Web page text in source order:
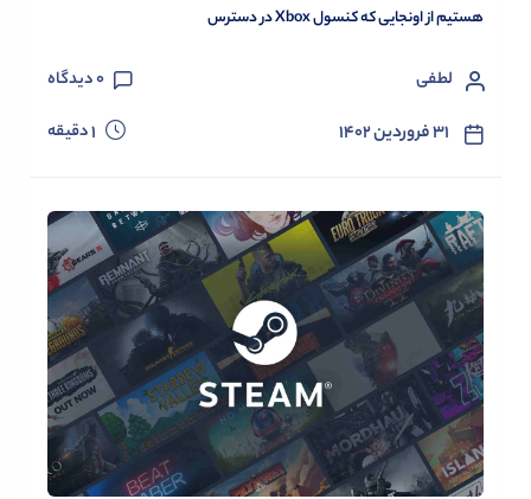
هستیم از اونجایی که کنسول Xbox در دسترس
لطفی 0دیدگاه
۳۱ فروردین ۱۴۰۲ 1دقیقه